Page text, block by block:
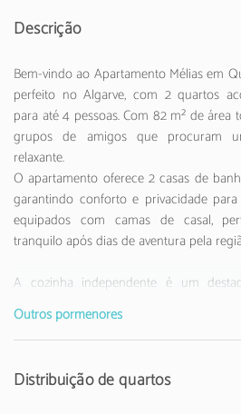
Descrição
Bem-vindo ao Apartamento Mélias em
perfeito no Algarve, com 2 quartos
para até 4 pessoas. Com 82 m² de área
grupos de amigos que procuram
relaxante.
O apartamento oferece 2 casas de
garantindo conforto e privacidade
equipados com camas de casal,
tranquilo após dias de aventura pela
A cozinha independente é um
totalmente equipada, tens à tua
micro-ondas, forno, máquina de café,
todos os utensílios necessários para
Outros pormenores
Distribuição de quartos